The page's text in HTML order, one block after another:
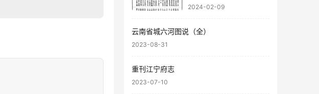
2024-02-09
云南省城六河图说（全）
2023-08-31
重刊江宁府志
2023-07-10